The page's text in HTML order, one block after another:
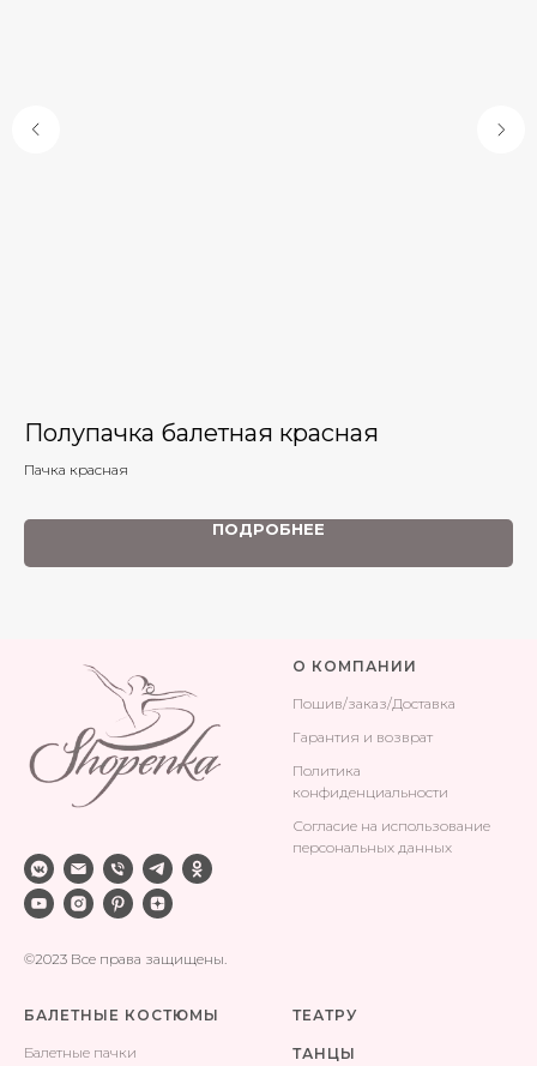
Полупачка балетная красная
Пачка красная
ПОДРОБНЕЕ
©2023 Все права защищены.
О КОМПАНИИ
Пошив/заказ/Доставка
Гарантия и возврат
Политика
конфиденциальности
Согласие на использование
персональных данных
БАЛЕТНЫЕ КОСТЮМЫ
Балетные пачки
ТЕАТРУ
ТАНЦЫ